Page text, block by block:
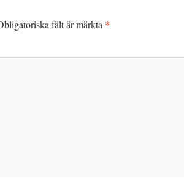
fält är märkta *